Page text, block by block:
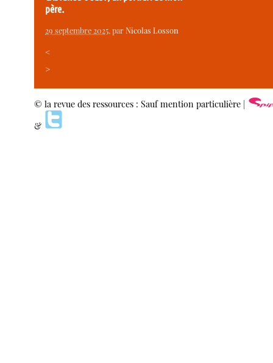
père.
29 septembre 2025, parNicolas Losson
<
>
© la revue des ressources : Sauf mention particulière |
&